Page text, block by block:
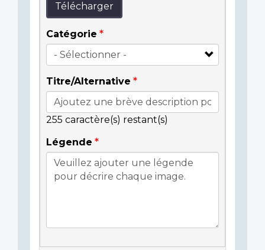
Télécharger
Catégorie
Titre/Alternative
255 caractère(s) restant(s)
Légende